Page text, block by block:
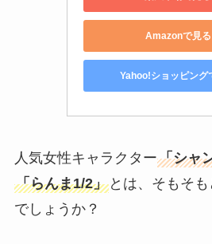
Amazonで見る
Yahoo!ショッピング
人気女性キャラクター「シャ
「らんま1/2」とは、そもそ
でしょうか？